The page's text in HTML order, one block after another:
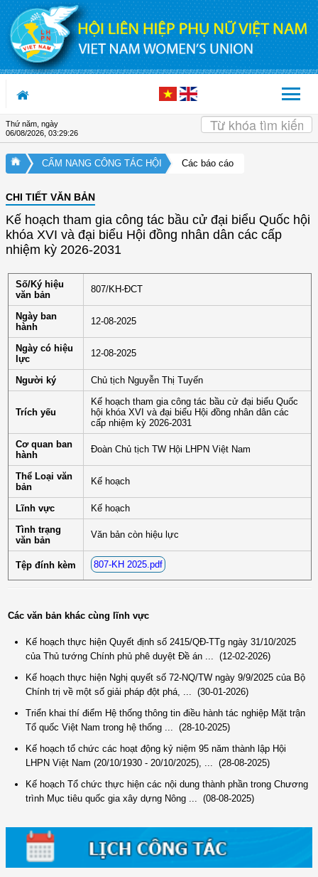
Truy cập nội dung luôn
Thứ năm, ngày
06/08/2026, 03:29:26
CẨM NANG CÔNG TÁC HỘI Các báo cáo
CHI TIẾT VĂN BẢN
Kế hoạch tham gia công tác bầu cử đại biểu Quốc hội
khóa XVI và đại biểu Hội đồng nhân dân các cấp
nhiệm kỳ 2026-2031
Số/Ký hiệu
văn bản
807/KH-ĐCT
Ngày ban
hành
12-08-2025
Ngày có hiệu
lực
12-08-2025
Người ký Chủ tịch Nguyễn Thị Tuyến
Trích yếu
Kế hoạch tham gia công tác bầu cử đại biểu Quốc
hội khóa XVI và đại biểu Hội đồng nhân dân các
cấp nhiệm kỳ 2026-2031
Cơ quan ban
hành
Đoàn Chủ tịch TW Hội LHPN Việt Nam
Thể Loại văn
bản
Kế hoạch
Lĩnh vực
Kế hoạch
Tình trạng
văn bản
Văn bản còn hiệu lực
Tệp đính kèm 807-KH 2025.pdf
Các văn bản khác cùng lĩnh vực
Kế hoạch thực hiện Quyết định số 2415/QĐ-TTg ngày 31/10/2025
của Thủ tướng Chính phủ phê duyệt Đề án ...
(12-02-2026)
Kế hoạch thực hiện Nghị quyết số 72-NQ/TW ngày 9/9/2025 của Bộ
Chính trị về một số giải pháp đột phá, ...
(30-01-2026)
Triển khai thí điểm Hệ thống thông tin điều hành tác nghiệp Mặt trận
Tổ quốc Việt Nam trong hệ thống ...
(28-10-2025)
Kế hoạch tổ chức các hoạt động kỷ niệm 95 năm thành lập Hội
LHPN Việt Nam (20/10/1930 - 20/10/2025), ...
(28-08-2025)
Kế hoạch Tổ chức thực hiện các nội dung thành phần trong Chương
trình Mục tiêu quốc gia xây dựng Nông ...
(08-08-2025)
(12/TB-HĐKH) V/v đăng ký, đề xuất nhiệm vụ Khoa học, công nghệ và
(898/KH/ĐCT) Kế hoạch thực hiện Quyết định số 2415/QĐ-TTg ngày
31/10/2025 ...
(417/QĐ-BNNMT) Quyết định phê duyệt Chương trình mục tiêu quốc gia
xây dựng ...
(891/KH-ĐCT) Kế hoạch thực hiện Nghị quyết số 72-NQ/TW ngày